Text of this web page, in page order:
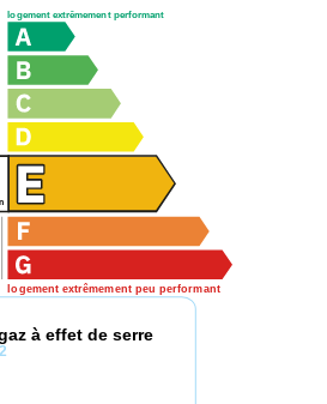
logement extrêmement performant
logement extrêmement peu performant
à effet de serre